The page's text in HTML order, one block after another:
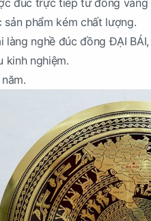
đúc trực tiếp từ đồng vàng
sản phẩm kém chất lượng.
nghề đúc đồng ĐẠI
kinh nghiệm.